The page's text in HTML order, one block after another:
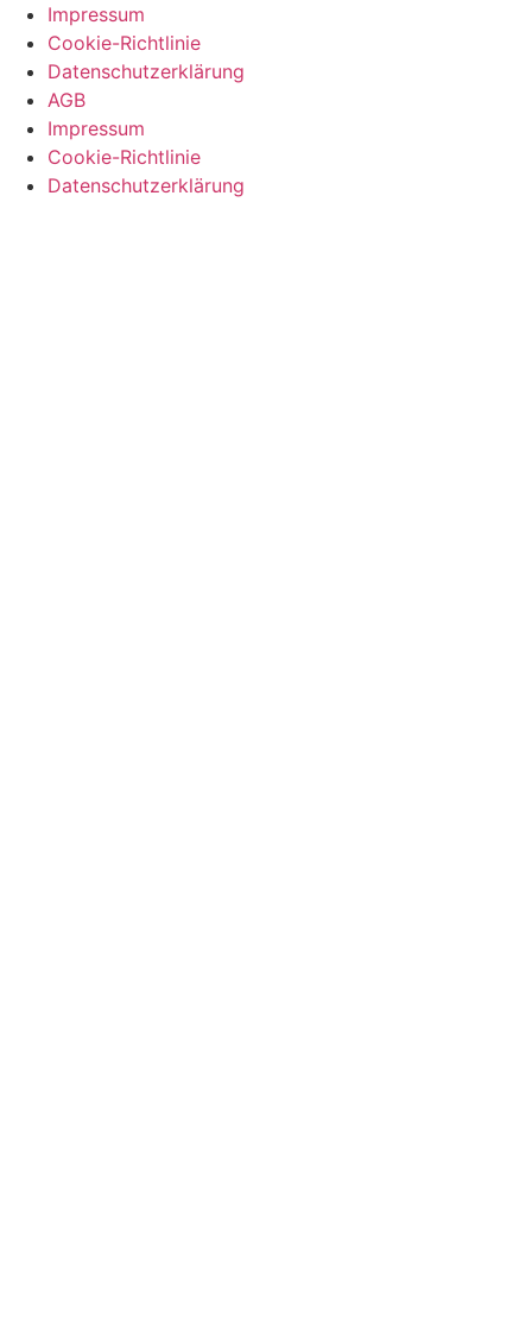
Impressum
Cookie-Richtlinie
Datenschutzerklärung
AGB
Impressum
Cookie-Richtlinie
Datenschutzerklärung